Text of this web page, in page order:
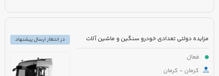
مزایده دولتی تعدادی خودرو سنگین و ماشین آلات
فعال
کرمان - کرمان
در انتظار ارسال پیشنهاد